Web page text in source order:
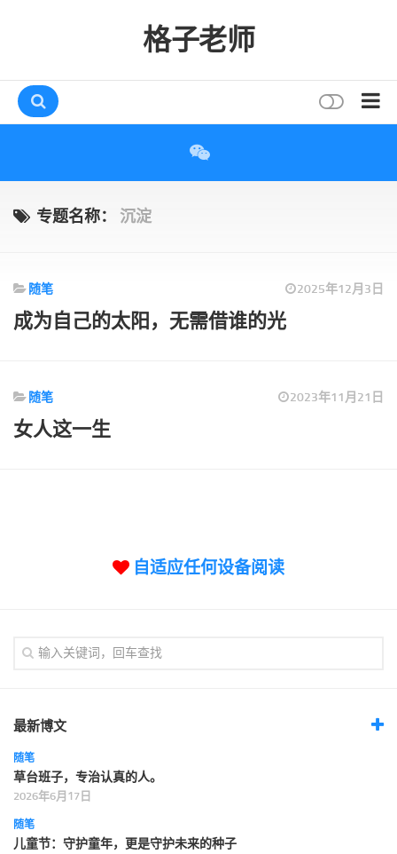
格子老师
互动
标签
论坛
专题名称： 沉淀
随笔 2025年12月3日
成为自己的太阳，无需借谁的光
随笔 2023年11月21日
女人这一生
自适应任何设备阅读
最新博文
随笔
草台班子，专治认真的人。
2026年6月17日
随笔
儿童节：守护童年，更是守护未来的种子